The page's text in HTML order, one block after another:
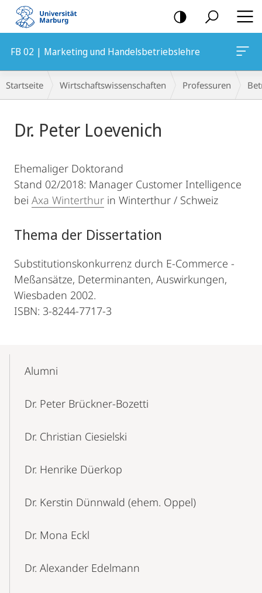
Mobile-
Navigation
FB 02 | Marketing und Handelsbetriebslehre
Breadcrumb-
Navigation
Startseite Wirtschaftswissenschaften Professuren
Dr. Peter Loevenich
Ehemaliger Doktorand
Stand 02/2018: Manager Customer Intelligence
bei Axa Winterthur in Winterthur / Schweiz
Thema der Dissertation
Substitutionskonkurrenz durch E-Commerce -
Meßansätze, Determinanten, Auswirkungen,
Wiesbaden 2002.
ISBN: 3-8244-7717-3
Navigation
Alumni
Dr. Peter Brückner-Bozetti
Dr. Christian Ciesielski
Dr. Henrike Düerkop
Dr. Kerstin Dünnwald (ehem. Oppel)
Dr. Mona Eckl
Dr. Alexander Edelmann